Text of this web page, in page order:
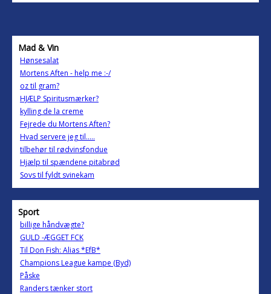
Mad & Vin
Hønsesalat
Mortens Aften - help me :-/
oz til gram?
HJÆLP Spiritusmærker?
kylling de la creme
Fejrede du Mortens Aften?
Hvad servere jeg til.....
tilbehør til rødvinsfondue
Hjælp til spændene pitabrød
Sovs til fyldt svinekam
Sport
billige håndvægte?
GULD -ÆGGET FCK
Til Don Fish: Alias *EfB*
Champions League kampe (Byd)
Påske
Randers tænker stort